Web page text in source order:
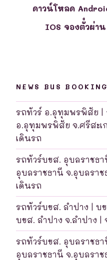
ดาวน์โหลด
IOS จองตั๋วผ่า
NEWS BUS BOOKING
รถทัวร์ อ.อุทุมพรพิสัย |
อ.อุทุมพรพิสัย จ.ศรีสะเ
เดินรถ
รถทัวร์บขส. อุบลราชธ
อุบลราชธานี จ.อุบลรา
เดินรถ
รถทัวร์บขส. ลำปาง | บ
บขส. ลำปาง จ.ลำปาง |
รถทัวร์บขส. อุบลราชธ
อุบลราชธานี จ.อุบลรา